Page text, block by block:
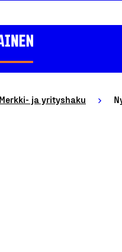
Merkki- ja yrityshaku